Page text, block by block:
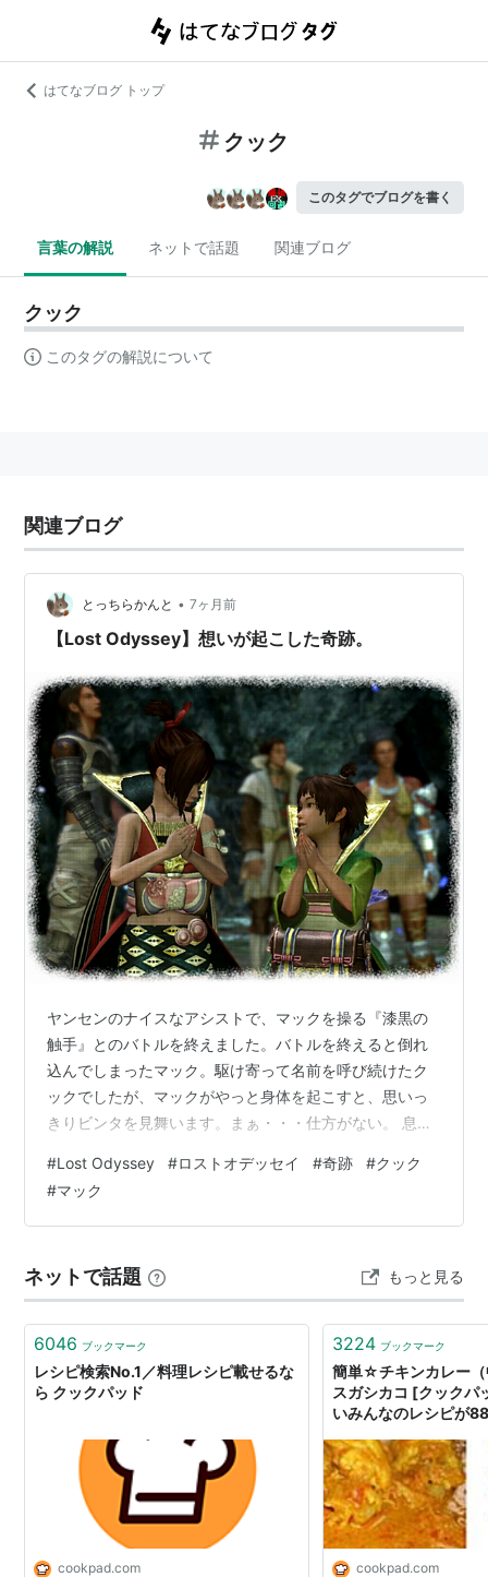
はてなブログ トップ
クック
このタグでブログを書く
言葉の解説 ネットで話題 関連ブログ
クック
このタグの解説について
関連ブログ
とっちらかんと • 7ヶ月前
【Lost Odyssey】想いが起こした奇跡。
ヤンセンのナイスなアシストで、マックを操る『漆黒の
触手』とのバトルを終えました。バトルを終えると倒れ
込んでしまったマック。駆け寄って名前を呼び続けたク
ックでしたが、マックがやっと身体を起こすと、思いっ
きりビンタを見舞います。まぁ・・・仕方がない。 息を
ですよね、マックは。 でもクックが言う通り、マックに
何かあったら一番悲しむのもリルムです。 クックだっ
て、マックを心配し過ぎて怒り心頭というわけですか
ん。 さて、マックが１人で来たのは、クックの寝起きの
悪さを避けたせいだったことがわかると、ヤンセン…
#Lost Odyssey #ロストオデッセイ #奇跡 #クック
#マック
ネットで話題 もっと見る
6046 ブックマーク
レシピ検索No.1／料理レシピ載せるな
ら クックパッド
cookpad.com
3224 ブックマーク
簡単☆チキンカレー
スガシカコ [クックパ
いみんなのレシピが
cookpad.com